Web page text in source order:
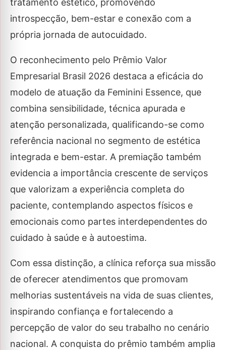
tratamento estético, promovendo
introspecção, bem-estar e conexão com a
própria jornada de autocuidado.
O reconhecimento pelo Prêmio Valor
Empresarial Brasil 2026 destaca a eficácia do
modelo de atuação da Feminini Essence, que
combina sensibilidade, técnica apurada e
atenção personalizada, qualificando-se como
referência nacional no segmento de estética
integrada e bem-estar. A premiação também
evidencia a importância crescente de serviços
que valorizam a experiência completa do
paciente, contemplando aspectos físicos e
emocionais como partes interdependentes do
cuidado à saúde e à autoestima.
Com essa distinção, a clínica reforça sua missão
de oferecer atendimentos que promovam
melhorias sustentáveis na vida de suas clientes,
inspirando confiança e fortalecendo a
percepção de valor do seu trabalho no cenário
nacional. A conquista do prêmio também amplia